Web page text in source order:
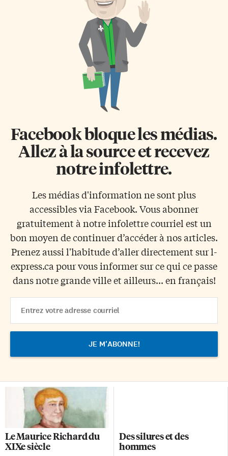
façonner en quelque chose
d’original et d’universel. Au gré
d’une dizaine d’albums aux
formes et aux couleurs toujours
changeantes, mais qui portent
ces exaltés de l’exil. Notre
chroniqueuse Aurélie Resch
s’est méritée la troisième
position dans ce concours.
Premiers porteurs du
rayonnement de la France à
travers le monde, […]
Facebook bloque les médias.
Allez à la source et recevez
notre infolettre.
Les médias d'information ne sont plus
accessibles via Facebook. Vous abonner
gratuitement à notre infolettre courriel est un
bon moyen de continuer d’accéder à nos articles.
Prenez aussi l'habitude d’aller directement sur l-
express.ca pour vous informer sur ce qui ce passe
dans notre grande ville et ailleurs... en français!
Address
Le Maurice Richard du
XIXe siècle
Des silures et des
hommes